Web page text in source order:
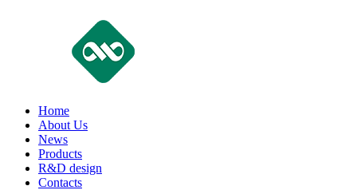
Home
About Us
News
Products
R&D design
Contacts